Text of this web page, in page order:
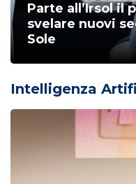
Parte all’Irsol il
svelare nuovi
Sole
Intelligenza